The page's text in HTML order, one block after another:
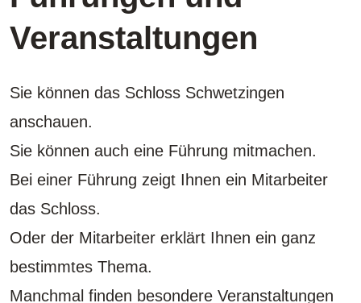
Veranstaltungen
Sie können das Schloss Schwetzingen
anschauen.
Sie können auch eine Führung mitmachen.
Bei einer Führung zeigt Ihnen ein Mitarbeiter
das Schloss.
Oder der Mitarbeiter erklärt Ihnen ein ganz
bestimmtes Thema.
Manchmal finden besondere Veranstaltungen